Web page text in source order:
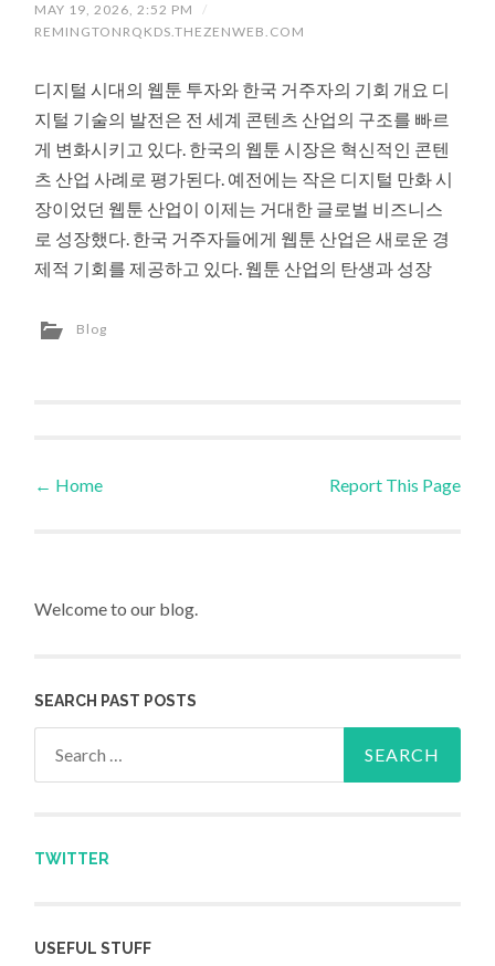
MAY 19, 2026, 2:52 PM
/
REMINGTONRQKDS.THEZENWEB.COM
디지털 시대의 웹툰 투자와 한국 거주자의 기회 개요 디
지털 기술의 발전은 전 세계 콘텐츠 산업의 구조를 빠르
게 변화시키고 있다. 한국의 웹툰 시장은 혁신적인 콘텐
츠 산업 사례로 평가된다. 예전에는 작은 디지털 만화 시
장이었던 웹툰 산업이 이제는 거대한 글로벌 비즈니스
로 성장했다. 한국 거주자들에게 웹툰 산업은 새로운 경
제적 기회를 제공하고 있다. 웹툰 산업의 탄생과 성장
Blog
Post navigation
← Home Report This Page
Welcome to our blog.
SEARCH PAST POSTS
TWITTER
USEFUL STUFF